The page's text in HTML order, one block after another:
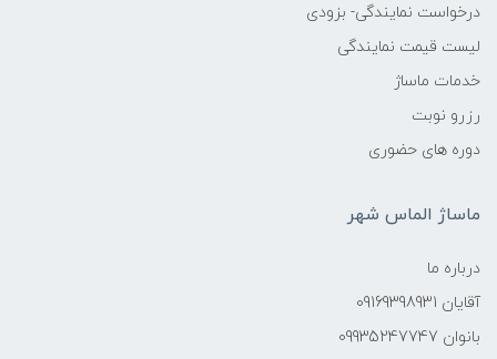
درخواست نمایندگی- بزودی
لیست قیمت نمایندگی
خدمات ماساژ
رزرو نوبت
دوره های حضوری
ماساژ الماس شهر
درباره ما
آقایان 09169398931
بانوان 09935247747